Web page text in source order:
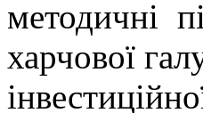
методичні
харчової